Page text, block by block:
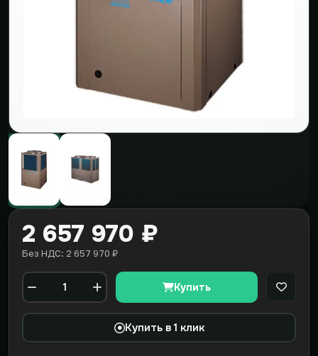
2 657 970 ₽
Без НДС: 2 657 970 ₽
Количество
Купить В
Купить в 1 клик